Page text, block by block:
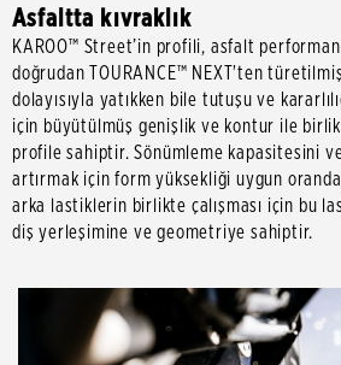
Asfaltta kıvraklık
KAROO™ Street’in profili, asfalt
doğrudan TOURANCE™ NEXT'ten
dolayısıyla yatıkken bile tutuşu ve
için büyütülmüş genişlik ve kontur ile
profile sahiptir. Sönümleme kapasitesini
artırmak için form yüksekliği uygun oranda
arka lastiklerin birlikte çalışması için bu
diş yerleşimine ve geometriye sahiptir.